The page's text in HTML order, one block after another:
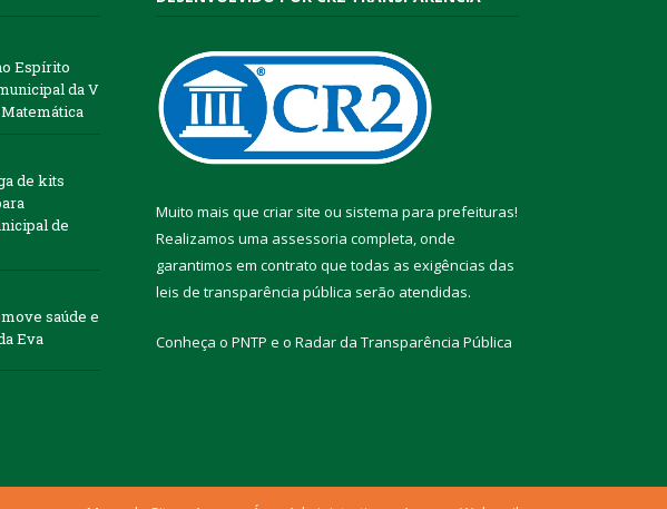
Espírito
da V
de kits
de
saúde e
Eva
Muito mais que criar site ou sistema para prefeituras!
Realizamos uma assessoria completa, onde
garantimos em contrato que todas as exigências das
leis de transparência pública serão atendidas.
Conheça o PNTP e o Radar da Transparência Pública